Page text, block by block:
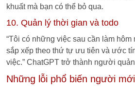
khuất mà bạn có thể bỏ qua.
10. Quản lý thời gian và todo
“Tôi có những việc sau cần làm hôm
sắp xếp theo thứ tự ưu tiên và ước
việc.” ChatGPT trở thành người
Những lỗi phổ biến người